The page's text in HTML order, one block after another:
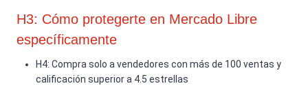
H3: Cómo protegerte en Mercado Libre
específicamente
H4: Compra solo a vendedores con más de 100 ventas y
calificación superior a 4.5 estrellas